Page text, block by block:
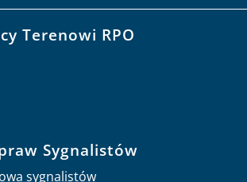
Terenowi RPO
Sygnalistów
sygnalistów